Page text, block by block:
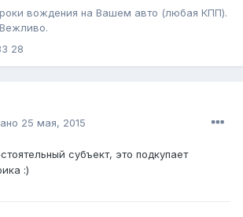
вождения на Вашем авто (любая КПП).
28
25 мая, 2015
субъект, это подкупает
:)